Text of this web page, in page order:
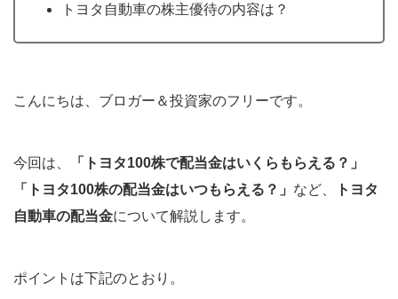
トヨタ自動車の株主優待の内容は？
こんにちは、ブロガー＆投資家のフリーです。
今回は、
「トヨタ100株で配当金はいくらもらえる？」
「トヨタ100株の配当金はいつもらえる？」 など、
トヨタ
自動車の配当金について解説します。
ポイントは下記のとおり。